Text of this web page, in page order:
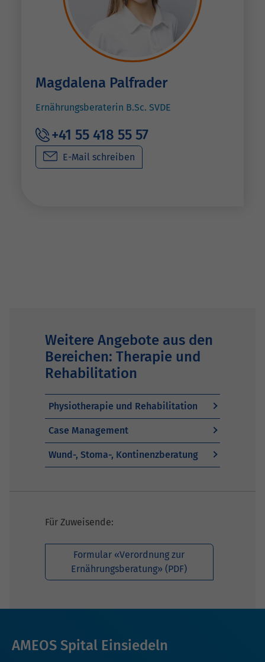
Magdalena Palfrader
Ernährungsberaterin B.Sc. SVDE
+41 55 418 55 57
E-Mail schreiben
Weitere Angebote aus den
Bereichen: Therapie und
Rehabilitation
Physiotherapie und Rehabilitation
Case Management
Wund-, Stoma-, Kontinenzberatung
Für Zuweisende:
Formular «Verordnung zur
Ernährungsberatung» (PDF)
AMEOS Spital Einsiedeln